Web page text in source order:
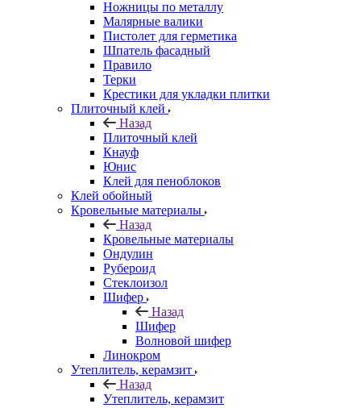
Ножницы по металлу
Малярные валики
Пистолет для герметика
Шпатель фасадный
Правило
Терки
Крестики для укладки плитки
Плиточный клей
Назад
Плиточный клей
Кнауф
Юнис
Клей для пеноблоков
Клей обойный
Кровельные материалы
Назад
Кровельные материалы
Ондулин
Рубероид
Стеклоизол
Шифер
Назад
Шифер
Волновой шифер
Линокром
Утеплитель, керамзит
Назад
Утеплитель, керамзит